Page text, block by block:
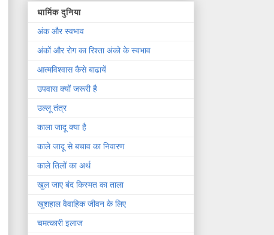
धार्मिक दुनिया
अंक और स्वभाव
अंकों और रोग का रिश्ता अंको के स्वभाव
आत्मविश्वास कैसे बाढायें
उपवास क्यों जरूरी है
उल्लू तंत्र
काला जादू क्या है
काले जादू से बचाव का निवारण
काले तिलों का अर्थ
खुल जाए बंद किस्मत का ताला
खुशहाल वैवाहिक जीवन के लिए
चमत्कारी इलाज